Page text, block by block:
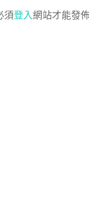
須登入網站才能發